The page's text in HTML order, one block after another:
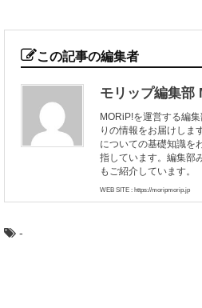
のが、奈良県南部の
意点
近年のお弁当ブーム
の「曲げわっぱ」
椿の森と火山
この記事の編集者
モリップ編集部
MORiP!を運営する編
りの情報をお届けしま
についての基礎知識を
指しています。編集部
もご紹介しています。
WEB SITE : https://moripmorip.jp
-